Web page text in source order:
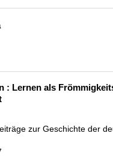
: Lernen als
zur Geschichte der